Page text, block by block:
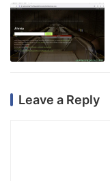
Leave a Reply